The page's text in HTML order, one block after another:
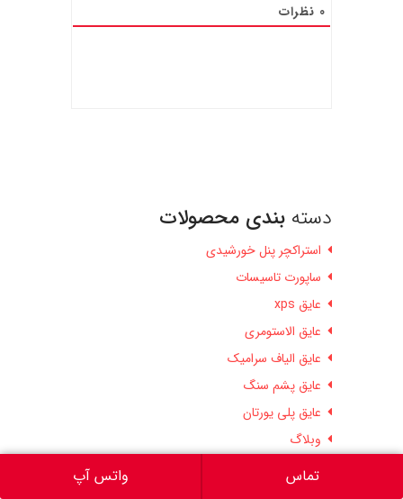
0 نظرات
دسته بندی محصولات
استراکچر پنل خورشیدی
ساپورت تاسیسات
عایق xps
عایق الاستومری
عایق الیاف سرامیک
عایق پشم سنگ
عایق پلی یورتان
وبلاگ
ورق آلومینیوم
تماس واتس آپ